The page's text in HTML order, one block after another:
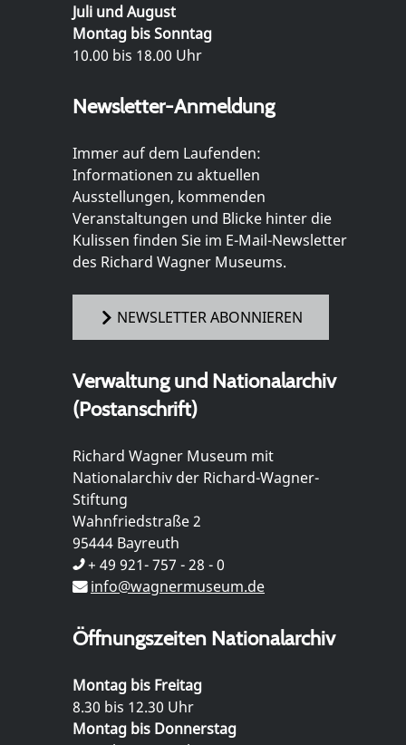
Juli und August
Montag bis Sonntag
10.00 bis 18.00 Uhr
Newsletter-Anmeldung
Immer auf dem Laufenden:
Informationen zu aktuellen
Ausstellungen, kommenden
Veranstaltungen und Blicke hinter die
Kulissen finden Sie im E-Mail-Newsletter
des Richard Wagner Museums.
NEWSLETTER ABONNIEREN
Verwaltung und Nationalarchiv
(Postanschrift)
Richard Wagner Museum mit
Nationalarchiv der Richard-Wagner-
Stiftung
Wahnfriedstraße 2
95444 Bayreuth
+ 49 921- 757 - 28 - 0
info@wagnermuseum.de
Öffnungszeiten Nationalarchiv
Montag bis Freitag
8.30 bis 12.30 Uhr
Montag bis Donnerstag